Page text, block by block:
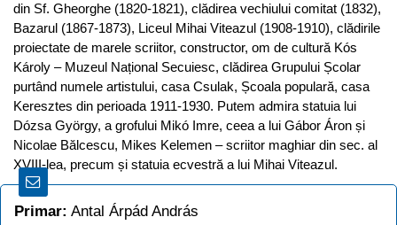
din Sf. Gheorghe (1820-1821), clădirea vechiului comitat (1832),
Bazarul (1867-1873), Liceul Mihai Viteazul (1908-1910), clădirile
proiectate de marele scriitor, constructor, om de cultură Kós
Károly – Muzeul Național Secuiesc, clădirea Grupului Școlar
purtând numele artistului, casa Csulak, Școala populară, casa
Keresztes din perioada 1911-1930. Putem admira statuia lui
Dózsa György, a grofului Mikó Imre, ceea a lui Gábor Áron și
Nicolae Bălcescu, Mikes Kelemen – scriitor maghiar din sec. al
XVIII-lea, precum și statuia ecvestră a lui Mihai Viteazul.
Primar: Antal Árpád András